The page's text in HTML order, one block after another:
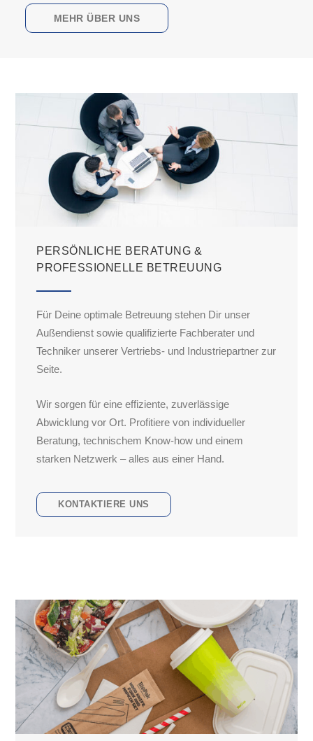
MEHR ÜBER UNS
PERSÖNLICHE BERATUNG &
PROFESSIONELLE BETREUUNG
Für Deine optimale Betreuung stehen Dir unser
Außendienst sowie qualifizierte Fachberater und
Techniker unserer Vertriebs- und Industriepartner zur
Seite.
Wir sorgen für eine effiziente, zuverlässige
Abwicklung vor Ort. Profitiere von individueller
Beratung, technischem Know-how und einem
starken Netzwerk – alles aus einer Hand.
KONTAKTIERE UNS